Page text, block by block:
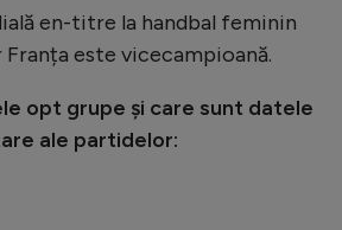
en-titre la handbal feminin
este vicecampioană.
opt grupe și care sunt datele
ale partidelor: